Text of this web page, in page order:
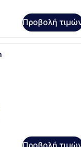
Προβολή
σύγχρονο δωμάτιο
Προβολή